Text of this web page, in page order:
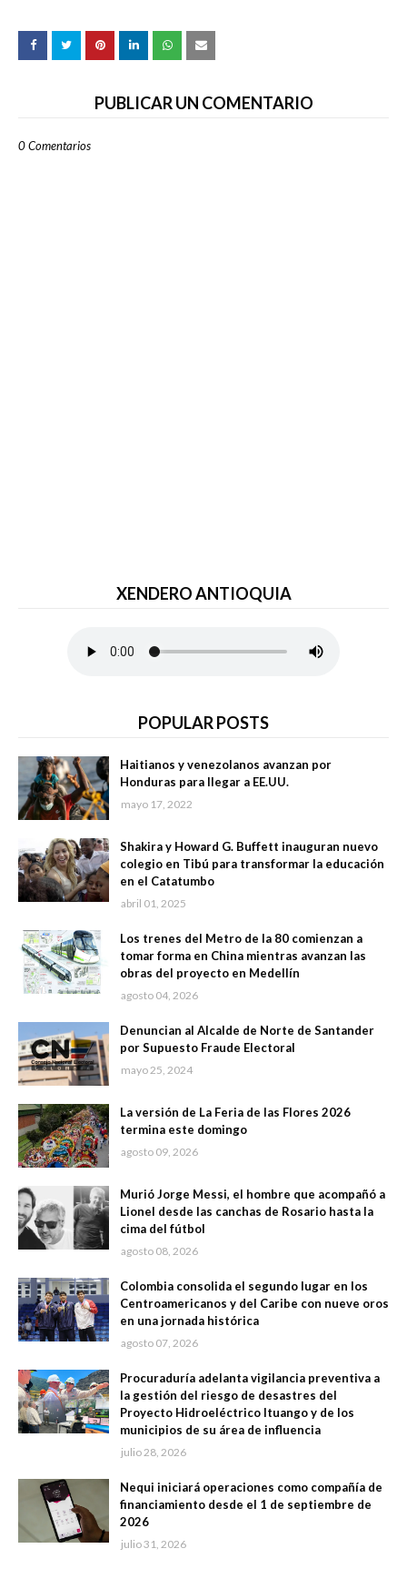
PUBLICAR UN COMENTARIO
0 Comentarios
XENDERO ANTIOQUIA
POPULAR POSTS
Haitianos y venezolanos avanzan por
Honduras para llegar a EE.UU.
mayo 17, 2022
Shakira y Howard G. Buffett inauguran nuevo
colegio en Tibú para transformar la educación
en el Catatumbo
abril 01, 2025
Los trenes del Metro de la 80 comienzan a
tomar forma en China mientras avanzan las
obras del proyecto en Medellín
agosto 04, 2026
Denuncian al Alcalde de Norte de Santander
por Supuesto Fraude Electoral
mayo 25, 2024
La versión de La Feria de las Flores 2026
termina este domingo
agosto 09, 2026
Murió Jorge Messi, el hombre que acompañó a
Lionel desde las canchas de Rosario hasta la
cima del fútbol
agosto 08, 2026
Colombia consolida el segundo lugar en los
Centroamericanos y del Caribe con nueve oros
en una jornada histórica
agosto 07, 2026
Procuraduría adelanta vigilancia preventiva a
la gestión del riesgo de desastres del
Proyecto Hidroeléctrico Ituango y de los
municipios de su área de influencia
julio 28, 2026
Nequi iniciará operaciones como compañía de
financiamiento desde el 1 de septiembre de
2026
julio 31, 2026